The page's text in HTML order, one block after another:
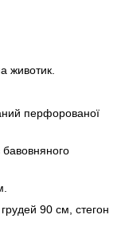
животик.
перфорованої
бавовняного
90 см, стегон